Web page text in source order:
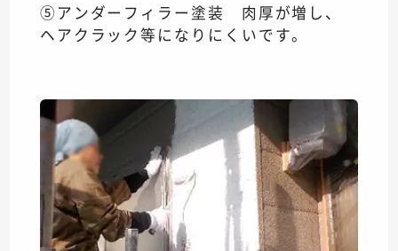
⑤アンダーフィラー塗装 肉厚が増し、
ヘアクラック等になりにくいです。